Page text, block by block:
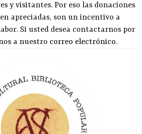
y visitantes. Por eso las donaciones
apreciadas, son un incentivo a
Si usted desea contactarnos por
a nuestro correo electrónico.